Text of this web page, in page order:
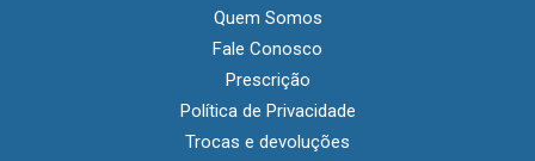
Quem Somos
Fale Conosco
Prescrição
Política de Privacidade
Trocas e devoluções